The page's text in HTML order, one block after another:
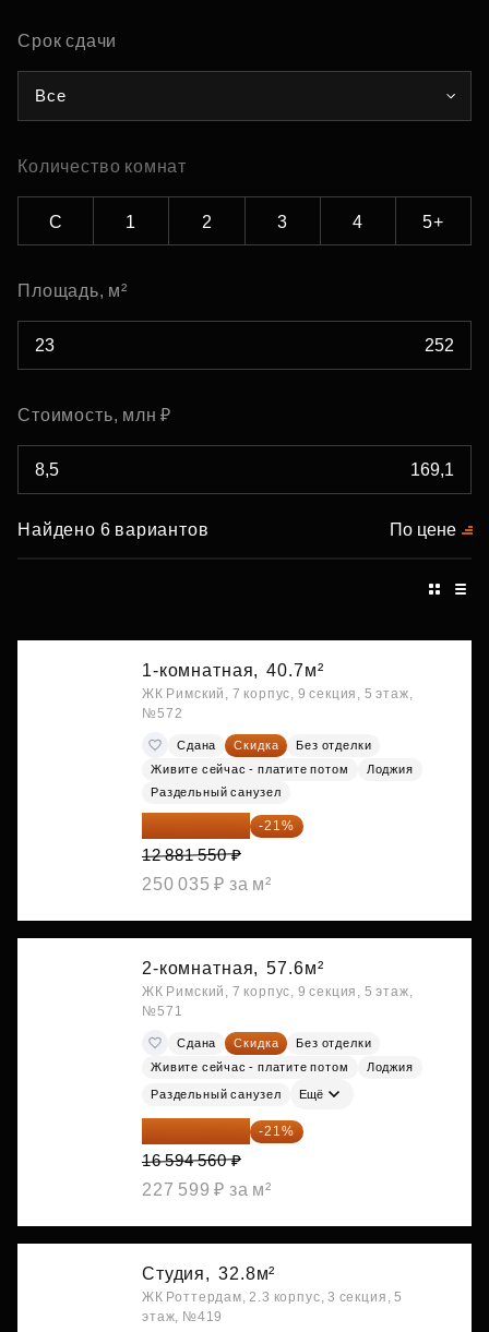
Срок сдачи
Все
Количество комнат
С 1 2 3 4 5+
Площадь, м²
Стоимость, млн ₽
Найдено 6 вариантов По цене
1-комнатная, 40.7м²
ЖК Римский, 7 корпус, 9 секция, 5 этаж,
№572
Сдана Скидка
Без отделки
Живите сейчас - платите потом
Лоджия
Раздельный санузел
10 176 425 ₽ -21%
12 881 550 ₽
250 035 ₽ за м²
2-комнатная, 57.6м²
ЖК Римский, 7 корпус, 9 секция, 5 этаж,
№571
Сдана Скидка
Без отделки
Живите сейчас - платите потом
Лоджия
Раздельный санузел Ещё
13 109 702 ₽ -21%
16 594 560 ₽
227 599 ₽ за м²
Студия, 32.8м²
ЖК Роттердам, 2.3 корпус, 3 секция, 5
этаж, №419